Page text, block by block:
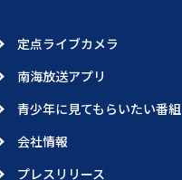
定点ライブカメラ
南海放送アプリ
青少年に見てもらいたい番組
会社情報
プレスリリース